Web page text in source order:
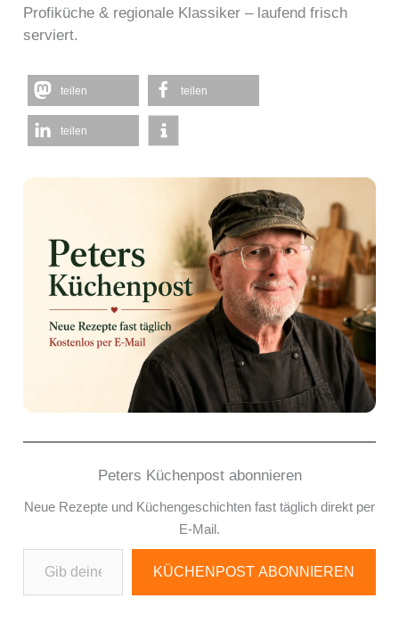
Profiküche & regionale Klassiker – laufend frisch
serviert.
teilen teilen
teilen
Peters Küchenpost abonnieren
Neue Rezepte und Küchengeschichten fast täglich direkt per
E-Mail.
Gib deine E-Mail-Adresse ein ...
KÜCHENPOST ABONNIEREN